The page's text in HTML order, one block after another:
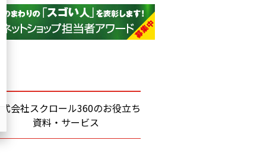
アスクル (1115)
base (1070)